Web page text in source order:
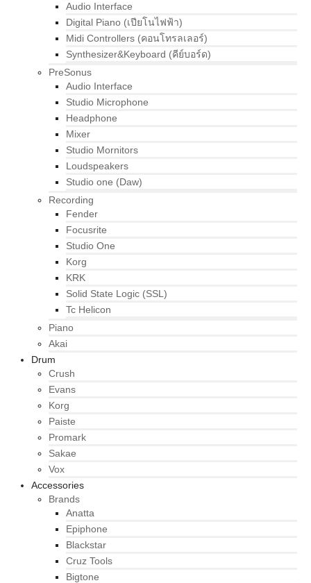
Audio Interface
Digital Piano (เปียโนไฟฟ้า)
Midi Controllers (คอนโทรลเลอร์)
Synthesizer&Keyboard (คีย์บอร์ด)
PreSonus
Audio Interface
Studio Microphone
Headphone
Mixer
Studio Mornitors
Loudspeakers
Studio one (Daw)
Recording
Fender
Focusrite
Studio One
Korg
KRK
Solid State Logic (SSL)
Tc Helicon
Piano
Akai
Drum
Crush
Evans
Korg
Paiste
Promark
Sakae
Vox
Accessories
Brands
Anatta
Epiphone
Blackstar
Cruz Tools
Bigtone